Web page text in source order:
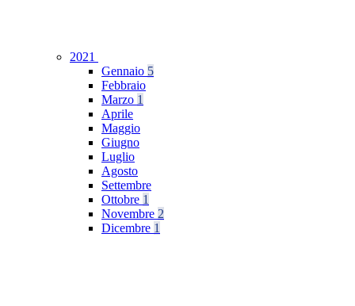
2021
Gennaio 5
Febbraio
Marzo 1
Aprile
Maggio
Giugno
Luglio
Agosto
Settembre
Ottobre 1
Novembre 2
Dicembre 1